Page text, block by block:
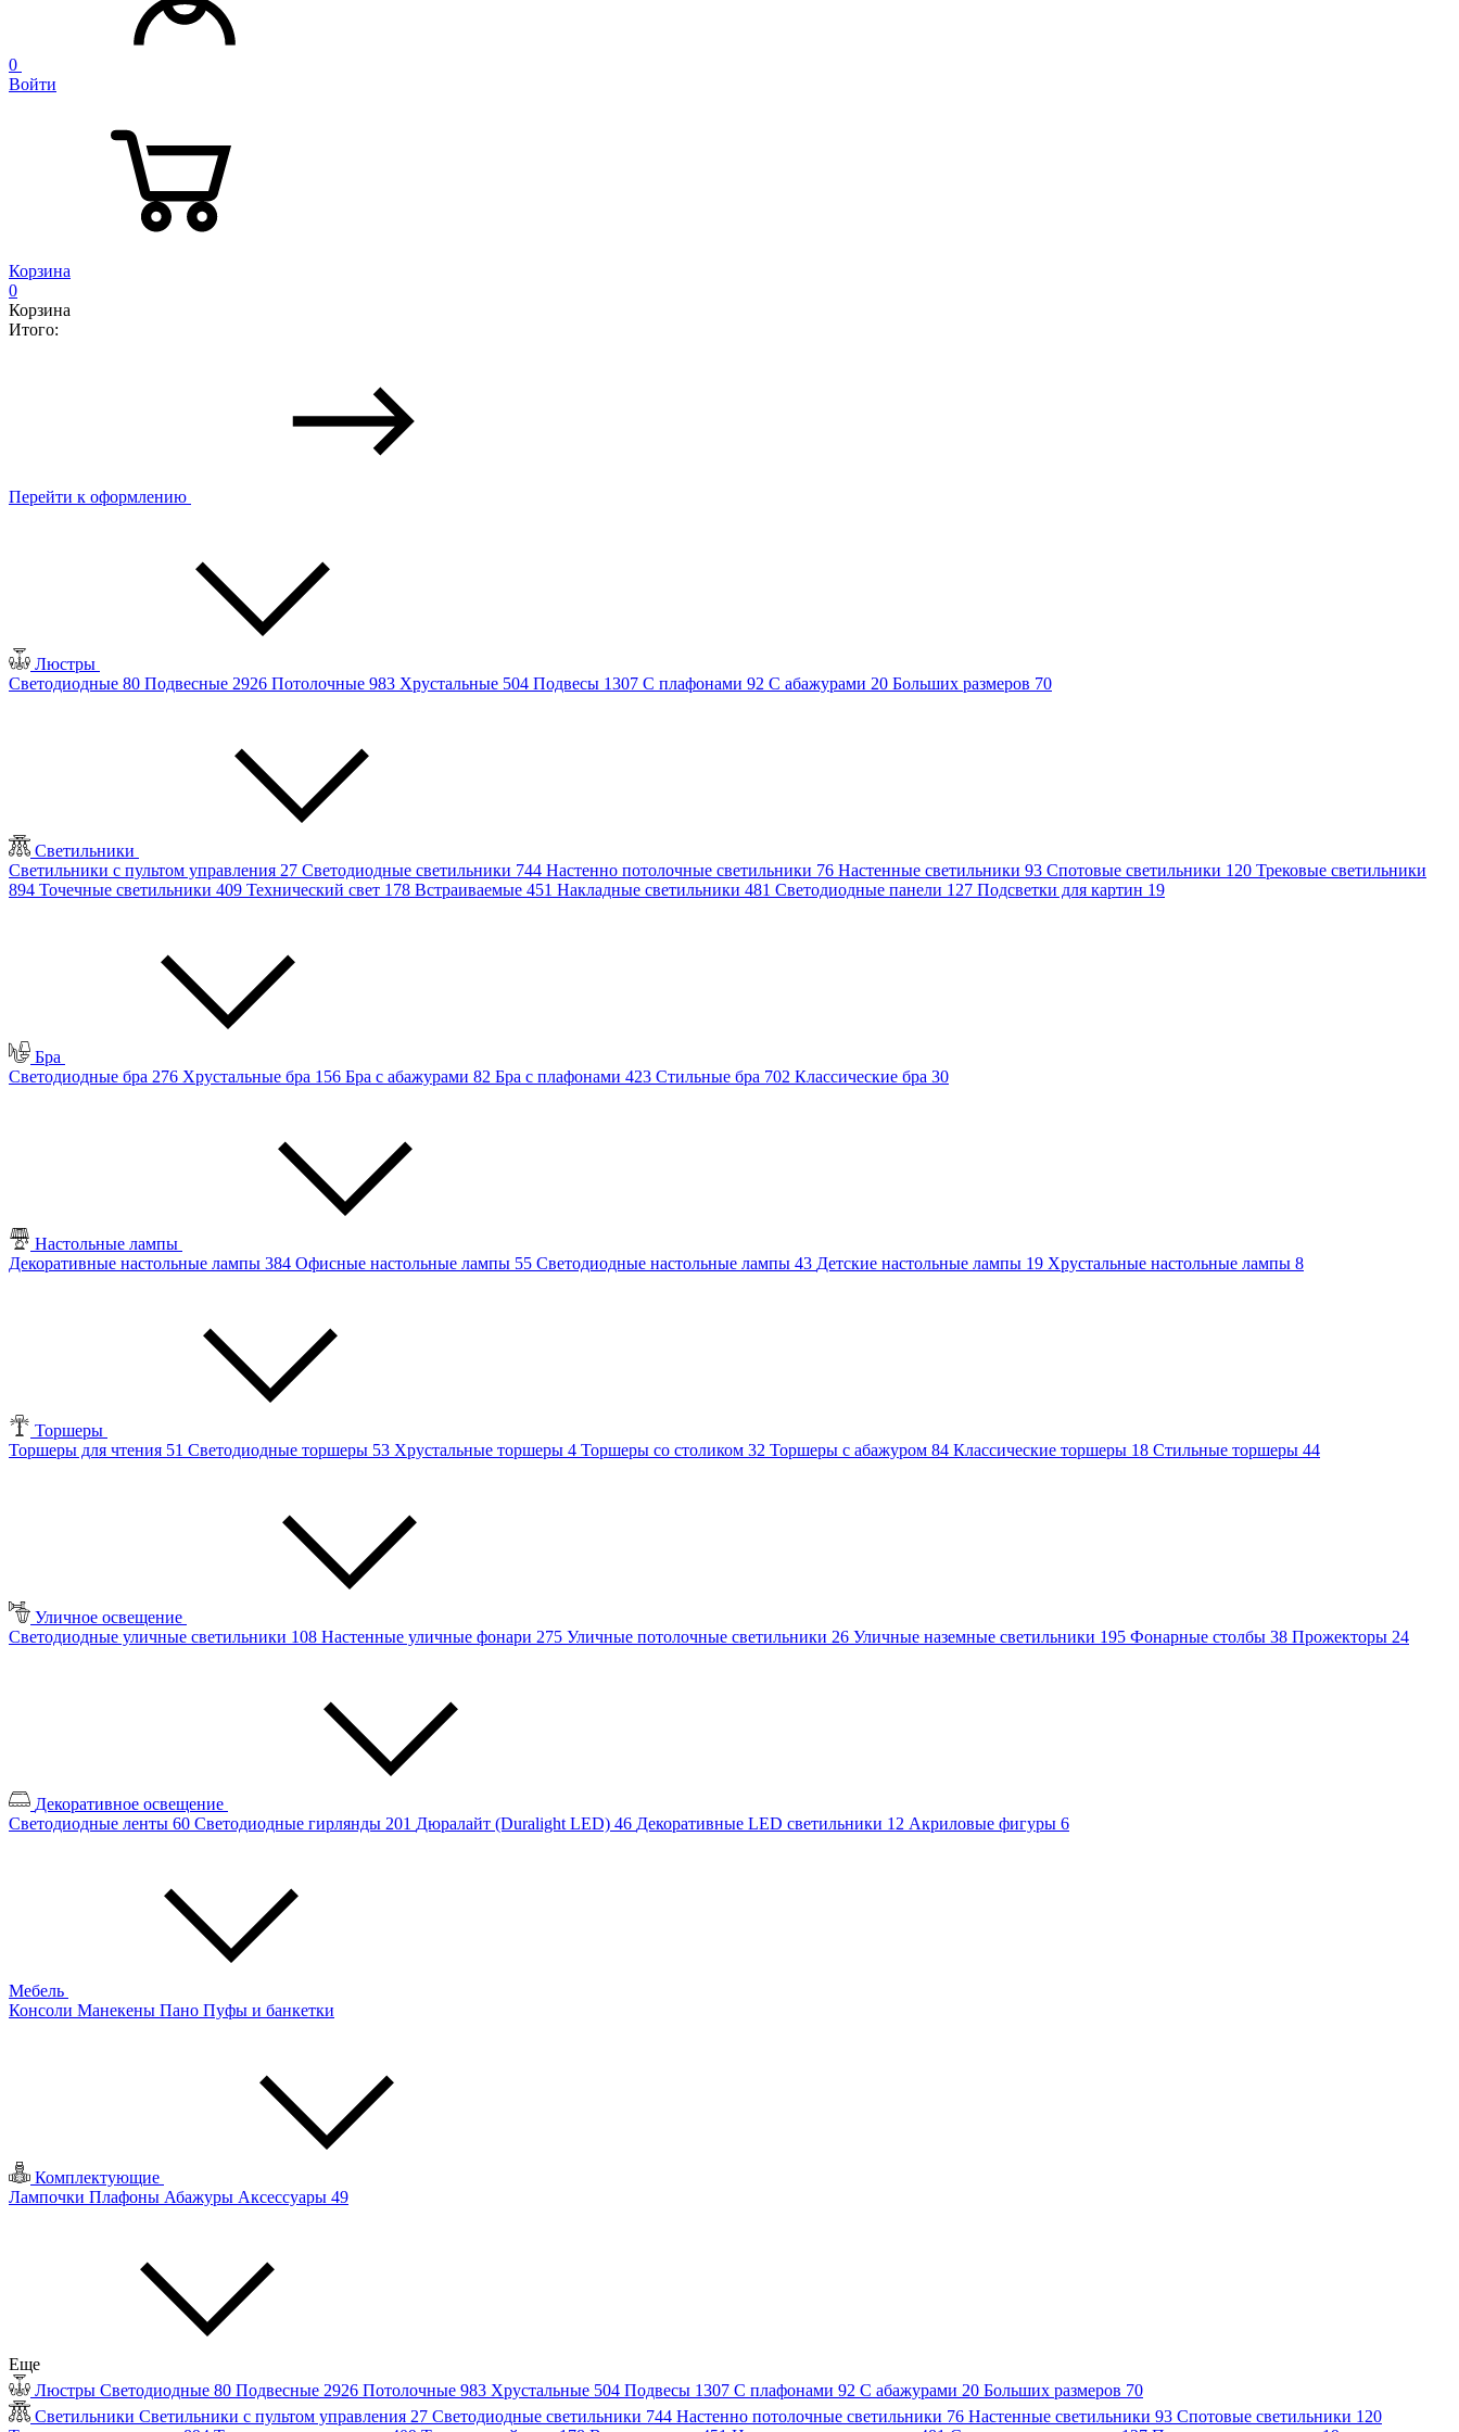
0
Войти
Корзина
0
Корзина
Итого:
Перейти к оформлению
Люстры
Светодиодные 80 Подвесные 2926 Потолочные 983 Хрустальные 504 Подвесы 1307 С плафонами 92 С абажурами 20 Больших размеров 70
Светильники
Светильники с пультом управления 27 Светодиодные светильники 744 Настенно потолочные светильники 76 Настенные светильники 93 Спотовые светильники 120 Трековые светильники
894 Точечные светильники 409 Технический свет 178 Встраиваемые 451 Накладные светильники 481 Светодиодные панели 127 Подсветки для картин 19
Бра
Светодиодные бра 276 Хрустальные бра 156 Бра с абажурами 82 Бра с плафонами 423 Стильные бра 702 Классические бра 30
Настольные лампы
Декоративные настольные лампы 384 Офисные настольные лампы 55 Светодиодные настольные лампы 43 Детские настольные лампы 19 Хрустальные настольные лампы 8
Торшеры
Торшеры для чтения 51 Светодиодные торшеры 53 Хрустальные торшеры 4 Торшеры со столиком 32 Торшеры с абажуром 84 Классические торшеры 18 Стильные торшеры 44
Уличное освещение
Светодиодные уличные светильники 108 Настенные уличные фонари 275 Уличные потолочные светильники 26 Уличные наземные светильники 195 Фонарные столбы 38 Прожекторы 24
Декоративное освещение
Светодиодные ленты 60 Светодиодные гирлянды 201 Дюралайт (Duralight LED) 46 Декоративные LED светильники 12 Акриловые фигуры 6
Мебель
Консоли Манекены Пано Пуфы и банкетки
Комплектующие
Лампочки Плафоны Абажуры Аксессуары 49
Еще
Люстры Светодиодные 80 Подвесные 2926 Потолочные 983 Хрустальные 504 Подвесы 1307 С плафонами 92 С абажурами 20 Больших размеров 70
Светильники Светильники с пультом управления 27 Светодиодные светильники 744 Настенно потолочные светильники 76 Настенные светильники 93 Спотовые светильники 120